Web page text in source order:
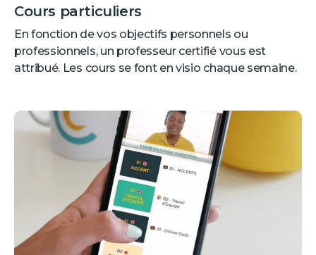
Cours particuliers
En fonction de vos objectifs personnels ou
professionnels, un professeur certifié vous est
attribué. Les cours se font en visio chaque semaine.